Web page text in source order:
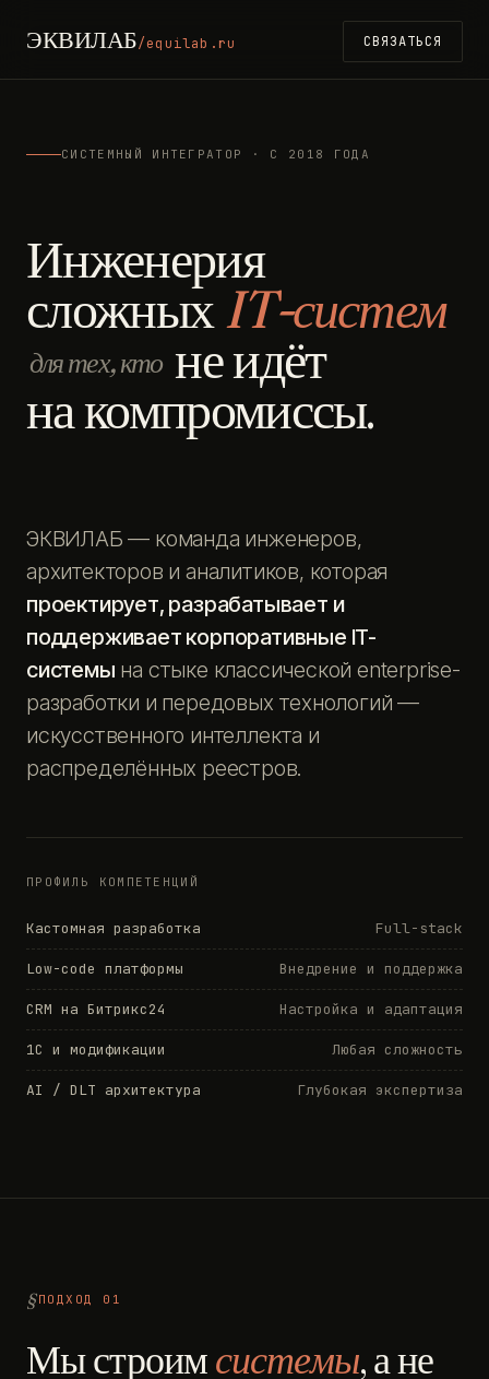
ЭКВИЛАБ/equilab.ru СВЯЗАТЬСЯ
СИСТЕМНЫЙ ИНТЕГРАТОР · С 2018 ГОДА
Инженерия
сложныхIT-систем
для тех, кто не идёт
на компромиссы.
ЭКВИЛАБ — команда инженеров,
архитекторов и аналитиков, которая
проектирует, разрабатывает и
поддерживает корпоративные IT-
системы на стыке классической enterprise-
разработки и передовых технологий —
искусственного интеллекта и
распределённых реестров.
ПРОФИЛЬ КОМПЕТЕНЦИЙ
Кастомная разработка Full-stack
Low-code платформы Внедрение и поддержка
CRM на Битрикс24 Настройка и адаптация
1С и модификации Любая сложность
AI / DLT архитектура Глубокая экспертиза
ПОДХОД 01
Мы строимсистемы, а не